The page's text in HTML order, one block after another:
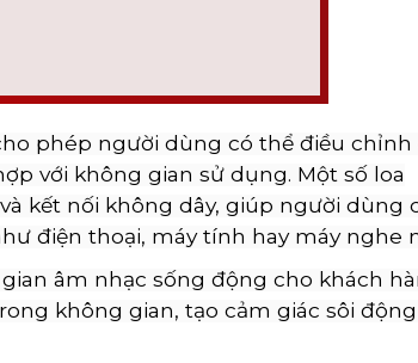
phép người dùng có thể điều chỉnh
với không gian sử dụng. Một số loa
kết nối không dây, giúp người dùng
điện thoại, máy tính hay máy nghe
âm nhạc sống động cho khách
không gian, tạo cảm giác sôi động